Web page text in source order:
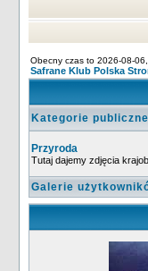
Obecny czas to 2026-08-
Safrane Klub Polska
Kategorie publiczne
Przyroda
Tutaj dajemy zdjęcia
Galerie